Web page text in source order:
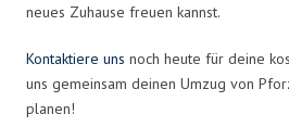
neues Zuhause freuen kannst.
Kontaktiere uns noch heute für deine
uns gemeinsam deinen Umzug von
planen!